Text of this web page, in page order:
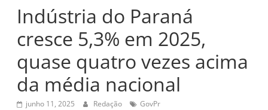
Indústria do Paraná
cresce 5,3% em 2025,
quase quatro vezes acima
da média nacional
junho 11, 2025 Redação GovPr